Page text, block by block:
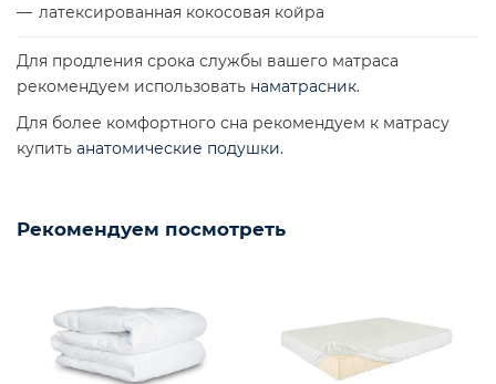
латексированная кокосовая койра
Для продления срока службы вашего матраса
рекомендуем использовать наматрасник.
Для более комфортного сна рекомендуем к матрасу
купить анатомические подушки.
Рекомендуем посмотреть